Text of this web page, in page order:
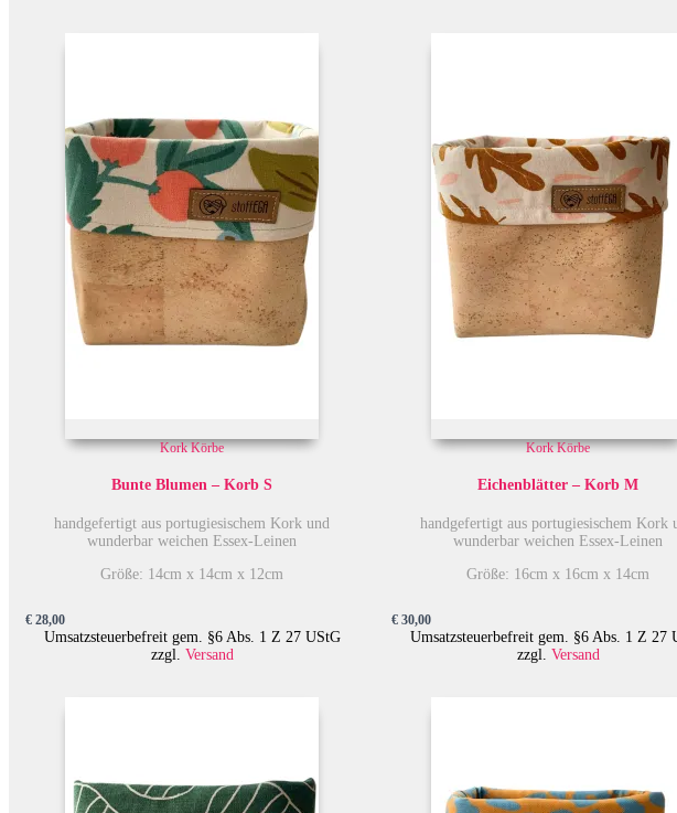
Kork Körbe
Bunte Blumen – Korb S
handgefertigt aus portugiesischem Kork und
wunderbar weichen Essex-Leinen
Größe: 14cm x 14cm x 12cm
€ 28,00
Umsatzsteuerbefreit gem. §6 Abs. 1 Z 27 UStG
zzgl. Versand
Kork Körbe
Eichenblätter – Korb M
handgefertigt aus portugiesischem Kork
wunderbar weichen Essex-Leinen
Größe: 16cm x 16cm x 14cm
€ 30,00
Umsatzsteuerbefreit gem. §6 Abs. 1 Z 27
zzgl. Versand